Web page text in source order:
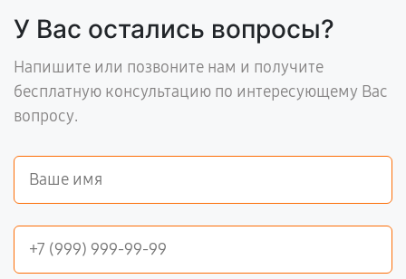
У Вас остались вопросы?
Напишите или позвоните нам и получите
бесплатную консультацию по интересующему Вас
вопросу.